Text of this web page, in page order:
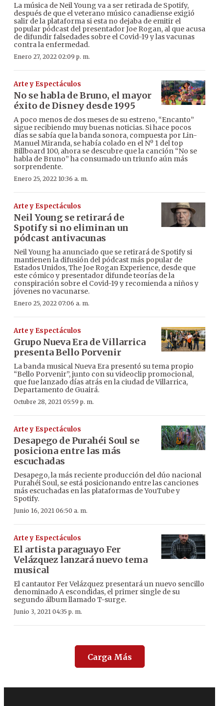
La música de Neil Young va a ser retirada de Spotify,
después de que el veterano músico canadiense exigió
salir de la plataforma si esta no dejaba de emitir el
popular pódcast del presentador Joe Rogan, al que acusa
de difundir falsedades sobre el Covid-19 y las vacunas
contra la enfermedad.
Enero 27, 2022 02:09 p. m.
Arte y Espectáculos
No se habla de Bruno, el mayor
éxito de Disney desde 1995
A poco menos de dos meses de su estreno, “Encanto”
sigue recibiendo muy buenas noticias. Si hace pocos
días se sabía que la banda sonora, compuesta por Lin-
Manuel Miranda, se había colado en el Nº 1 del top
Billboard 100, ahora se descubre que la canción “No se
habla de Bruno” ha consumado un triunfo aún más
sorprendente.
Enero 25, 2022 10:36 a. m.
Arte y Espectáculos
Neil Young se retirará de
Spotify si no eliminan un
pódcast antivacunas
Neil Young ha anunciado que se retirará de Spotify si
mantienen la difusión del pódcast más popular de
Estados Unidos, The Joe Rogan Experience, desde que
este cómico y presentador difunde teorías de la
conspiración sobre el Covid-19 y recomienda a niños y
jóvenes no vacunarse.
Enero 25, 2022 07:06 a. m.
Arte y Espectáculos
Grupo Nueva Era de Villarrica
presenta Bello Porvenir
La banda musical Nueva Era presentó su tema propio
“Bello Porvenir”, junto con su videoclip promocional,
que fue lanzado días atrás en la ciudad de Villarrica,
Departamento de Guairá.
Octubre 28, 2021 05:59 p. m.
Arte y Espectáculos
Desapego de Purahéi Soul se
posiciona entre las más
escuchadas
Desapego, la más reciente producción del dúo nacional
Purahéi Soul, se está posicionando entre las canciones
más escuchadas en las plataformas de YouTube y
Spotify.
Junio 16, 2021 06:50 a. m.
Arte y Espectáculos
El artista paraguayo Fer
Velázquez lanzará nuevo tema
musical
El cantautor Fer Velázquez presentará un nuevo sencillo
denominado A escondidas, el primer single de su
segundo álbum llamado T-surge.
Junio 3, 2021 04:35 p. m.
Carga Más